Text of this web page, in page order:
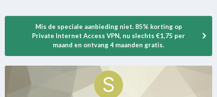
Mis de speciale aanbieding niet. 85% korting op
Private Internet Access VPN, nu slechts €1,75 per
maand en ontvang 4 maanden gratis.